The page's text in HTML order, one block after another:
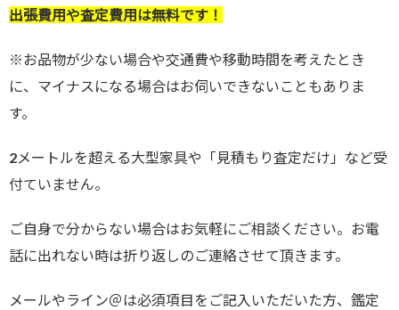
出張費用や査定費用は無料です！
※お品物が少ない場合や交通費や移動時間を考えたとき
に、マイナスになる場合はお伺いできないこともありま
す。
2メートルを超える大型家具や「見積もり査定だけ」など受
付ていません。
ご自身で分からない場合はお気軽にご相談ください。お電
話に出れない時は折り返しのご連絡させて頂きます。
メールやライン＠は必須項目をご記入いただいた方、鑑定